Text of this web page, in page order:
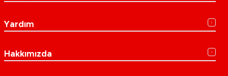
Yardım
Hakkımızda